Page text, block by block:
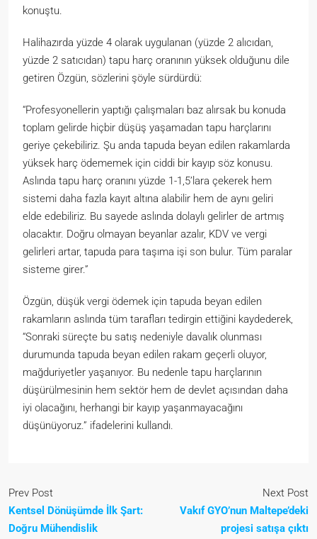
konuştu.
Halihazırda yüzde 4 olarak uygulanan (yüzde 2 alıcıdan,
yüzde 2 satıcıdan) tapu harç oranının yüksek olduğunu dile
getiren Özgün, sözlerini şöyle sürdürdü:
“Profesyonellerin yaptığı çalışmaları baz alırsak bu konuda
toplam gelirde hiçbir düşüş yaşamadan tapu harçlarını
geriye çekebiliriz. Şu anda tapuda beyan edilen rakamlarda
yüksek harç ödememek için ciddi bir kayıp söz konusu.
Aslında tapu harç oranını yüzde 1-1,5’lara çekerek hem
sistemi daha fazla kayıt altına alabilir hem de aynı geliri
elde edebiliriz. Bu sayede aslında dolaylı gelirler de artmış
olacaktır. Doğru olmayan beyanlar azalır, KDV ve vergi
gelirleri artar, tapuda para taşıma işi son bulur. Tüm paralar
sisteme girer.”
Özgün, düşük vergi ödemek için tapuda beyan edilen
rakamların aslında tüm tarafları tedirgin ettiğini kaydederek,
“Sonraki süreçte bu satış nedeniyle davalık olunması
durumunda tapuda beyan edilen rakam geçerli oluyor,
mağduriyetler yaşanıyor. Bu nedenle tapu harçlarının
düşürülmesinin hem sektör hem de devlet açısından daha
iyi olacağını, herhangi bir kayıp yaşanmayacağını
düşünüyoruz.” ifadelerini kullandı.
Prev Post
Kentsel Dönüşümde İlk Şart:
Doğru Mühendislik
Next Post
Vakıf GYO’nun Maltepe’deki
projesi satışa çıktı